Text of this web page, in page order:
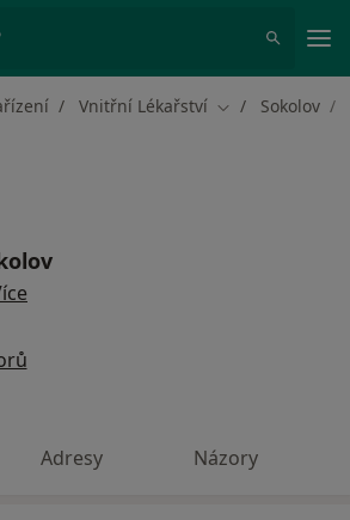
Vnitřní Lékařství Změna města
Sokolov
Adresy Názory